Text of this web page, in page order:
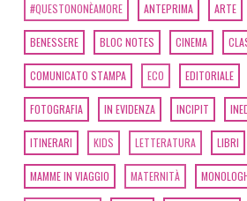
#QUESTONONÈAMORE ANTEPRIMA ARTE
BENESSERE BLOC NOTES CINEMA
COMUNICATO STAMPA ECO EDITORIALE
FOTOGRAFIA IN EVIDENZA INCIPIT
ITINERARI KIDS LETTERATURA LIBRI
MAMME IN VIAGGIO MATERNITÀ